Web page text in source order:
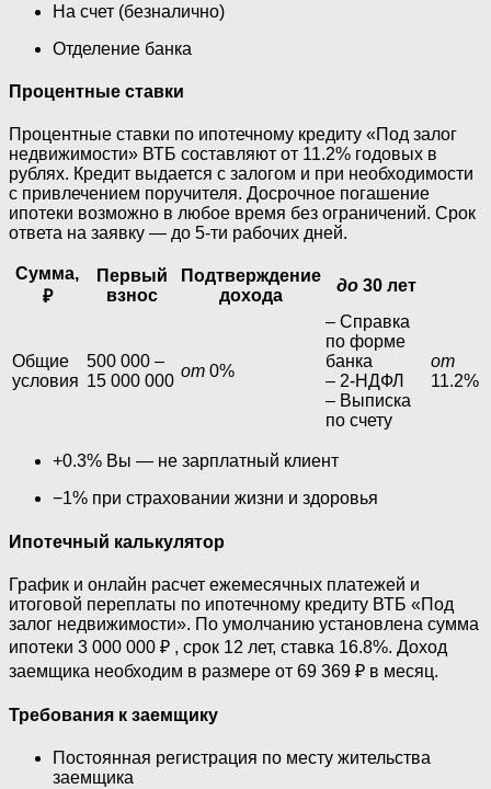
На счет (безналично)
Отделение банка
Процентные ставки
Процентные ставки по ипотечному кредиту «Под залог
недвижимости» ВТБ составляют от 11.2% годовых в
рублях. Кредит выдается с залогом и при необходимости
с привлечением поручителя. Досрочное погашение
ипотеки возможно в любое время без ограничений. Срок
ответа на заявку — до 5-ти рабочих дней.
Сумма,
₽
Первый
взнос
Подтверждение
дохода
до30 лет
Общие
условия
500 000 –
15 000 000
от 0%
– Справка
по форме
банка
– 2-НДФЛ
– Выписка
по счету
от
11.2%
+0.3% Вы — не зарплатный клиент
−1% при страховании жизни и здоровья
Ипотечный калькулятор
График и онлайн расчет ежемесячных платежей и
итоговой переплаты по ипотечному кредиту ВТБ «Под
залог недвижимости». По умолчанию установлена сумма
ипотеки 3 000 000 ₽ , срок 12 лет, ставка 16.8%. Доход
заемщика необходим в размере от 69 369 ₽ в месяц.
Требования к заемщику
Постоянная регистрация по месту жительства
заемщика